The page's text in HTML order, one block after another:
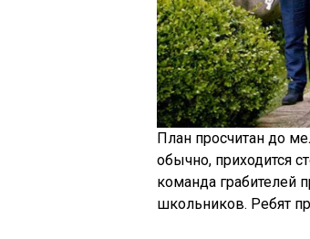
План просчитан до
обычно, приходится
команда грабителей
школьников. Ребят